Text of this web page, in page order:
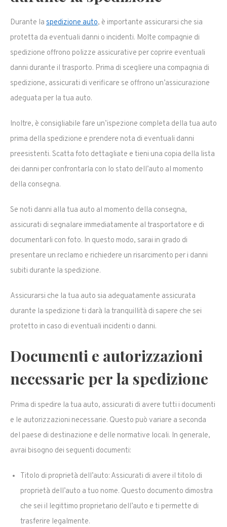
Durante la spedizione auto, è importante assicurarsi che sia
protetta da eventuali danni o incidenti. Molte compagnie di
spedizione offrono polizze assicurative per coprire eventuali
danni durante il trasporto. Prima di scegliere una compagnia di
spedizione, assicurati di verificare se offrono un’assicurazione
adeguata per la tua auto.
Inoltre, è consigliabile fare un’ispezione completa della tua auto
prima della spedizione e prendere nota di eventuali danni
preesistenti. Scatta foto dettagliate e tieni una copia della lista
dei danni per confrontarla con lo stato dell’auto al momento
della consegna.
Se noti danni alla tua auto al momento della consegna,
assicurati di segnalare immediatamente al trasportatore e di
documentarli con foto. In questo modo, sarai in grado di
presentare un reclamo e richiedere un risarcimento per i danni
subiti durante la spedizione.
Assicurarsi che la tua auto sia adeguatamente assicurata
durante la spedizione ti darà la tranquillità di sapere che sei
protetto in caso di eventuali incidenti o danni.
Documenti e autorizzazioni
necessarie per la spedizione
Prima di spedire la tua auto, assicurati di avere tutti i documenti
e le autorizzazioni necessarie. Questo può variare a seconda
del paese di destinazione e delle normative locali. In generale,
avrai bisogno dei seguenti documenti:
Titolo di proprietà dell’auto: Assicurati di avere il titolo di
proprietà dell’auto a tuo nome. Questo documento dimostra
che sei il legittimo proprietario dell’auto e ti permette di
trasferire legalmente.